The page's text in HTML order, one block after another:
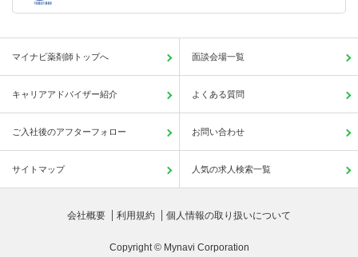
マイナビ薬剤師トップへ 面談会場一覧
キャリアアドバイザー紹介 よくある質問
ご入社後のアフターフォロー お問い合わせ
サイトマップ 人気の求人検索一覧
会社概要 利用規約 個人情報の取り扱いについて
Copyright © Mynavi Corporation